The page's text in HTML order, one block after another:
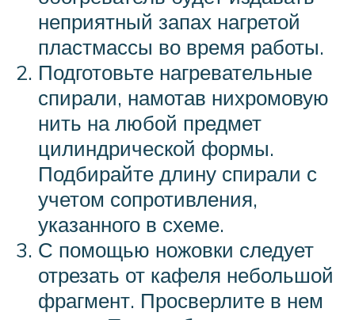
неприятный запах нагретой
пластмассы во время работы.
Подготовьте нагревательные
спирали, намотав нихромовую
нить на любой предмет
цилиндрической формы.
Подбирайте длину спирали с
учетом сопротивления,
указанного в схеме.
С помощью ножовки следует
отрезать от кафеля небольшой
фрагмент. Просверлите в нем